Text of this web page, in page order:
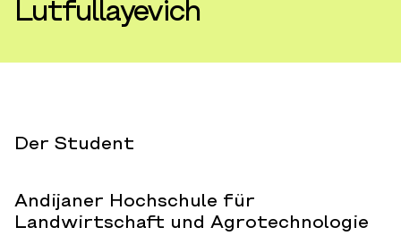
Lutfullayevich
Der Student
Andijaner Hochschule für
Landwirtschaft und Agrotechnologie